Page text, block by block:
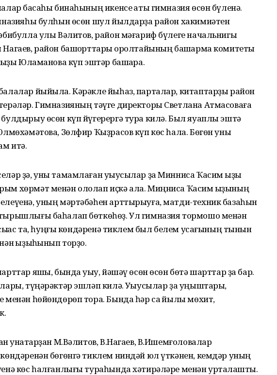
баҡсаһы бинаһының икенсе ҡаты гимназия өсөн бүленә.
булһын өсөн шул йылдарҙа район хакимиәтен
улы Вәлитов, район мәғариф бүлеге начальнигы
район башҡорттары ҡоролтайының башҡарма комитеты
Юламанова күп эштәр башҡара.
йыйыла. Кәрәкле йыһаз, парталар, китаптарҙы район
Гимназияның тәүге директоры Светлана Атмасоваға
өсөн күп йүгерергә тура килә. Был яуаплы эштә
Зөлфир Ҡыҙрасов күп көс һала. Бөгөн уны
итә.
ҙә, уны тамамлаған уҡыусылар ҙа Минниса Ҡасим ҡыҙы
хөрмәт менән ололап иҫкә ала. Миңниса Ҡасим ҡыҙының
уның мәртәбәһен арттырыуға, матди-техник базаһын
баһалап бөткөһөҙ. Ул гимназия тормошо менән
та, һуңғы көндәренә тиклем был белем усағының тынын
ҡыҙыҡһынып торҙо.
яҡшы, бында уҡыу, йәшәү өсөн өсөн бөтә шарттар ҙа бар.
түңәрәктәр эшләп килә. Уҡыусылар ҙа уңыштары,
менән һөйөндөрөп тора. Бында һәр саҡ йылы мөхит,
ҡунаҡтарҙан М.Вәлитов, В.Нагаев, В.Ишемғоловалар
бөгөнгә тиклем ниндәй юл үткәнен, кемдәр уның
көс һалғанлығы тураһында хәтирәләре менән уртаҡлашты.